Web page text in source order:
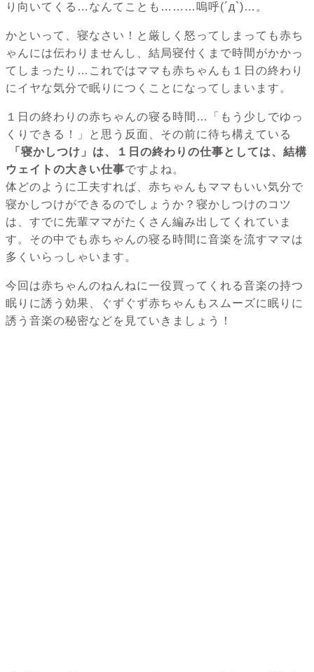
り向いてくる…なんてことも………嗚呼(´д`)…。
かといって、寝なさい！と厳しく怒ってしまっても赤ち
ゃんには伝わりませんし、結局寝付くまで時間がかかっ
てしまったり…これではママも赤ちゃんも１日の終わり
にイヤな気分で眠りにつくことになってしまいます。
１日の終わりの赤ちゃんの寝る時間…「もう少しでゆっ
くりできる！」と思う反面、その前に待ち構えている
「寝かしつけ」は、１日の終わりの仕事としては、結構
ウェイトの大きい仕事ですよね。
体どのように工夫すれば、赤ちゃんもママもいい気分で
寝かしつけができるのでしょうか？寝かしつけのコツ
は、すでに先輩ママがたくさん編み出してくれていま
す。その中でも赤ちゃんの寝る時間に音楽を流すママは
多くいらっしゃいます。
今回は赤ちゃんのねんねに一役買ってくれる音楽の持つ
眠りに誘う効果、ぐずぐず赤ちゃんもスムーズに眠りに
誘う音楽の秘密などを見ていきましょう！